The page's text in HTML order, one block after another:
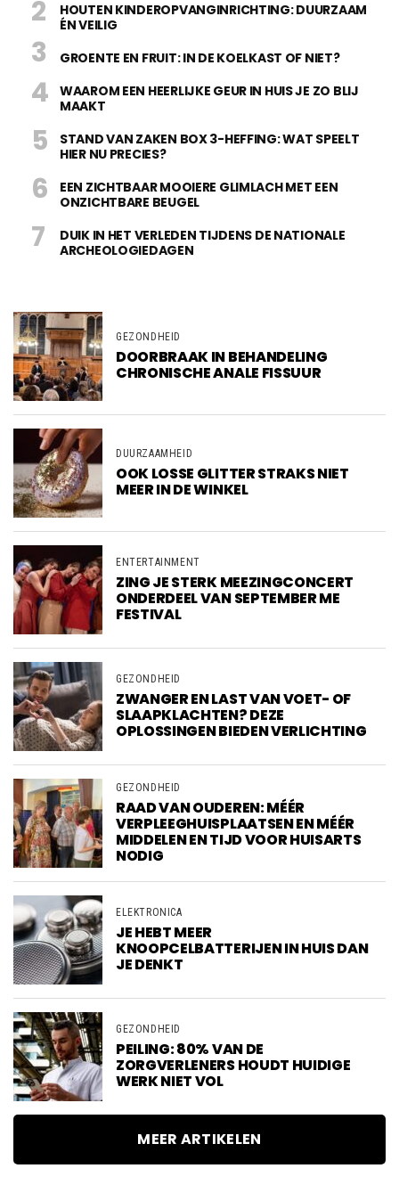
HOUTEN KINDEROPVANGINRICHTING: DUURZAAM
ÉN VEILIG
GROENTE EN FRUIT: IN DE KOELKAST OF NIET?
WAAROM EEN HEERLIJKE GEUR IN HUIS JE ZO BLIJ
MAAKT
STAND VAN ZAKEN BOX 3-HEFFING: WAT SPEELT
HIER NU PRECIES?
EEN ZICHTBAAR MOOIERE GLIMLACH MET EEN
ONZICHTBARE BEUGEL
DUIK IN HET VERLEDEN TIJDENS DE NATIONALE
ARCHEOLOGIEDAGEN
GEZONDHEID
DOORBRAAK IN BEHANDELING
CHRONISCHE ANALE FISSUUR
DUURZAAMHEID
OOK LOSSE GLITTER STRAKS NIET
MEER IN DE WINKEL
ENTERTAINMENT
ZING JE STERK MEEZINGCONCERT
ONDERDEEL VAN SEPTEMBER ME
FESTIVAL
GEZONDHEID
ZWANGER EN LAST VAN VOET- OF
SLAAPKLACHTEN? DEZE
OPLOSSINGEN BIEDEN VERLICHTING
GEZONDHEID
RAAD VAN OUDEREN: MÉÉR
VERPLEEGHUISPLAATSEN EN MÉÉR
MIDDELEN EN TIJD VOOR HUISARTS
NODIG
ELEKTRONICA
JE HEBT MEER
KNOOPCELBATTERIJEN IN HUIS DAN
JE DENKT
GEZONDHEID
PEILING: 80% VAN DE
ZORGVERLENERS HOUDT HUIDIGE
WERK NIET VOL
MEER ARTIKELEN